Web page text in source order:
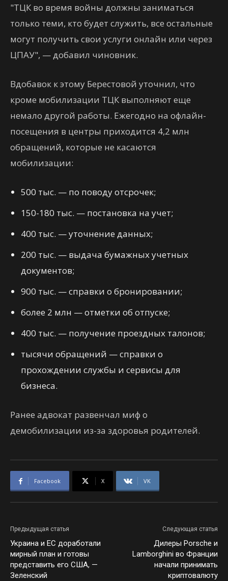
"ТЦК во время войны должны заниматься
только теми, кто будет служить, все остальные
могут получить свои услуги онлайн или через
ЦПАУ", — добавил чиновник.
Вдобавок к этому Берестовой уточнил, что
кроме мобилизации ТЦК выполняют еще
немало другой работы. Ежегодно на офлайн-
посещения в центры приходится 4,2 млн
обращений, которые не касаются
мобилизации:
500 тыс. — по поводу отсрочек;
150-180 тыс. — постановка на учет;
400 тыс. — уточнение данных;
200 тыс. — выдача бумажных учетных
документов;
900 тыс. — справки о бронировании;
более 2 млн — отметки об отпуске;
400 тыс. — получение проездных талонов;
тысячи обращений — справки о
прохождении службы и сервисы для
бизнеса.
Ранее адвокат развенчал миф о
демобилизации из-за здоровья родителей.
Facebook X VK
Предыдущая статья
Украина и ЕС доработали
мирный план и готовы
представить его США, —
Зеленский
Следующая статья
Дилеры Porsche и
Lamborghini во Франции
начали принимать
криптовалюту